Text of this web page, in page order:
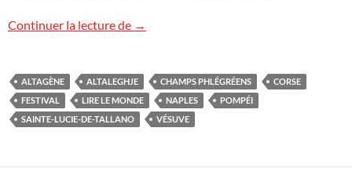
Continuer la lecture de Festival « Lire le monde » en Corse
→
ALTAGÈNE ALTALEGHJE CHAMPS PHLÉGRÉENS
CORSE
FESTIVAL
LIRE LE MONDE NAPLES
POMPÉI
SAINTE-LUCIE-DE-TALLANO
VÉSUVE